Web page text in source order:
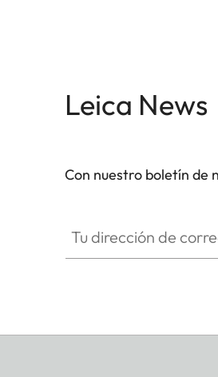
Leica News
Con nuestro boletín de